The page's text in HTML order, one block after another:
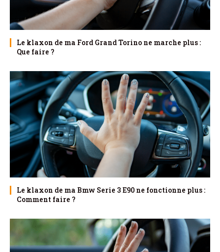
Le klaxon de ma Ford Grand Torino ne marche plus :
Que faire ?
Le klaxon de ma Bmw Serie 3 E90 ne fonctionne plus :
Comment faire ?